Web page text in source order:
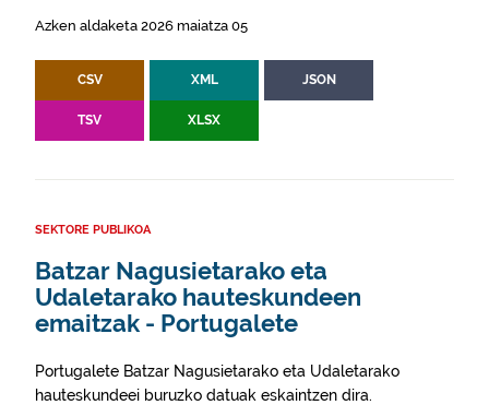
Azken aldaketa 2026 maiatza 05
CSV XML JSON
TSV XLSX
SEKTORE PUBLIKOA
Batzar Nagusietarako eta
Udaletarako hauteskundeen
emaitzak - Portugalete
Portugalete Batzar Nagusietarako eta Udaletarako
hauteskundeei buruzko datuak eskaintzen dira.